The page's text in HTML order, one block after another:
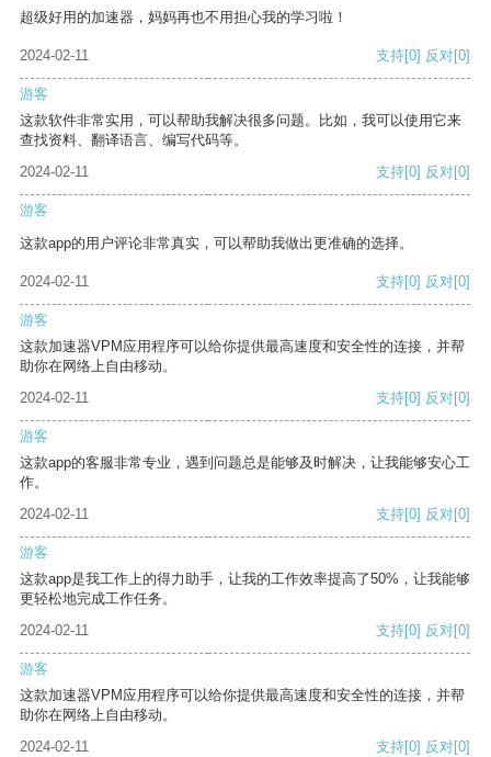
超级好用的加速器，妈妈再也不用担心我的学习啦！
2024-02-11 支持[0] 反对[0]
游客
这款软件非常实用，可以帮助我解决很多问题。比如，我可以使用它来
查找资料、翻译语言、编写代码等。
2024-02-11
支持[0] 反对[0]
游客
这款app的用户评论非常真实，可以帮助我做出更准确的选择。
2024-02-11 支持[0] 反对[0]
游客
这款加速器VPM应用程序可以给你提供最高速度和安全性的连接，并帮
助你在网络上自由移动。
2024-02-11
支持[0] 反对[0]
游客
这款app的客服非常专业，遇到问题总是能够及时解决，让我能够安心工
作。
2024-02-11
支持[0] 反对[0]
游客
这款app是我工作上的得力助手，让我的工作效率提高了50%，让我能够
更轻松地完成工作任务。
2024-02-11
支持[0] 反对[0]
游客
这款加速器VPM应用程序可以给你提供最高速度和安全性的连接，并帮
助你在网络上自由移动。
2024-02-11
支持[0] 反对[0]